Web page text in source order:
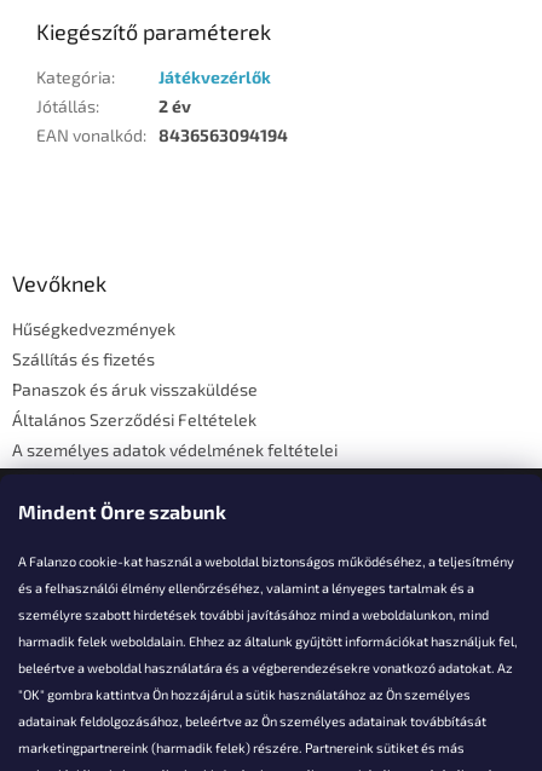
Mindent Önre szabunk
A Falanzo cookie-kat használ a weboldal biztonságos működéséhez, a teljesítmény
és a felhasználói élmény ellenőrzéséhez, valamint a lényeges tartalmak és a
személyre szabott hirdetések további javításához mind a weboldalunkon, mind
harmadik felek weboldalain. Ehhez az általunk gyűjtött információkat használjuk fel,
beleértve a weboldal használatára és a végberendezésekre vonatkozó adatokat. Az
"OK" gombra kattintva Ön hozzájárul a sütik használatához az Ön személyes
adatainak feldolgozásához, beleértve az Ön személyes adatainak továbbítását
marketingpartnereink (harmadik felek) részére. Partnereink sütiket és más
Kiegészítő paraméterek
Kategória:
Játékvezérlők
Jótállás:
2 év
EAN vonalkód: 8436563094194
Vevőknek
Hűségkedvezmények
Szállítás és fizetés
Panaszok és áruk visszaküldése
Általános Szerződési Feltételek
A személyes adatok védelmének feltételei
Elérhetőségi adatok
Akarsz kérdezni valamit?
info@falanzo.hu